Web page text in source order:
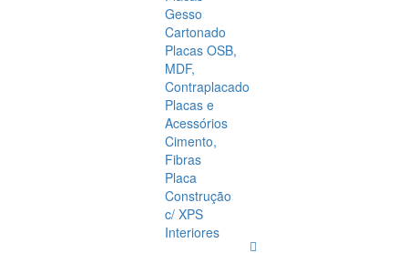
Gesso
Cartonado
Placas OSB,
MDF,
Contraplacado
Placas e
Acessórios
Cimento,
Fibras
Placa
Construção
c/ XPS
Interiores